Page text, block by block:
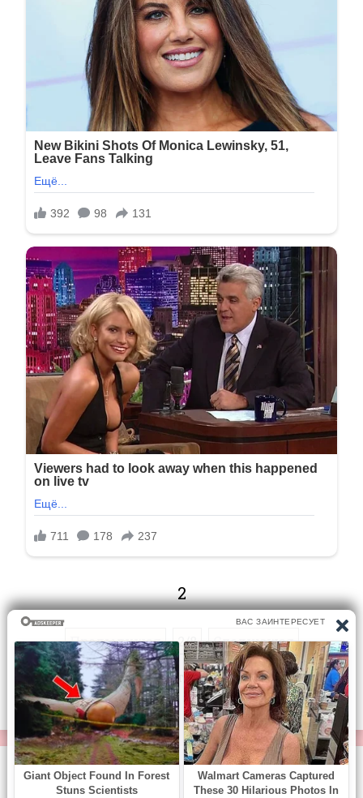
2
Предыдущая 2/8 Следующая
Перейти на страницу:
© https://vse-knigi.org